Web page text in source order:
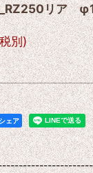
リア
別)
ェア